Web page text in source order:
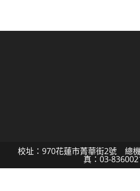
校址：970花蓮市菁華街2號 總
真：03-